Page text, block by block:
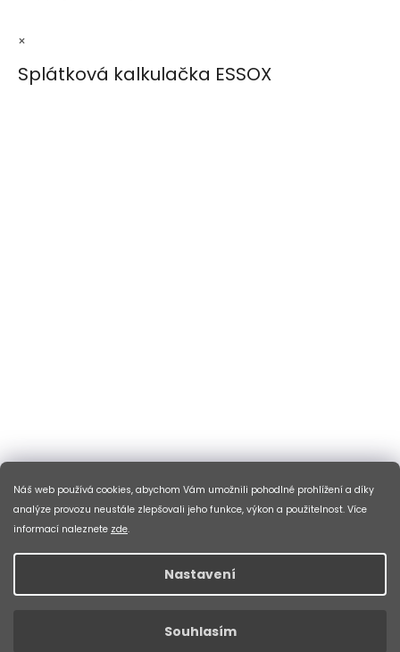
Náš web používá cookies, abychom Vám umožnili pohodlné prohlížení a díky
analýze provozu neustále zlepšovali jeho funkce, výkon a použitelnost. Více
informací naleznete zde.
Nastavení
Souhlasím
×
Splátková kalkulačka ESSOX